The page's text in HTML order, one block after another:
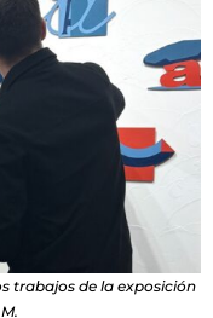
trabajos de la exposición